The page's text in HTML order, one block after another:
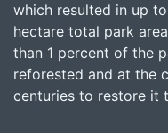
which resulted in up
hectare total park
than 1 percent of the
reforested and at the
centuries to restore it